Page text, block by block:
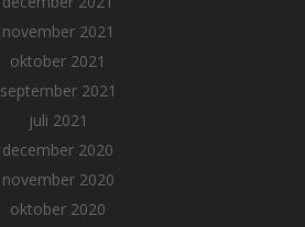
november 2021
oktober 2021
september 2021
juli 2021
december 2020
november 2020
oktober 2020